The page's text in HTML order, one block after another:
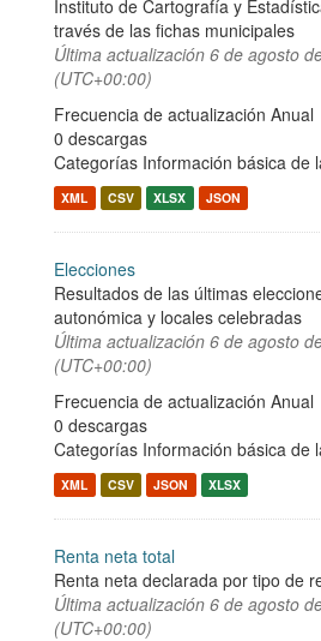
Instituto de Cartografía y
través de las fichas municipales
Última actualización 6 de agosto
(UTC+00:00)
Frecuencia de actualización Anual
0 descargas
Categorías Información básica de
XML CSV XLSX JSON
Elecciones
Resultados de las últimas
autonómica y locales celebradas
Última actualización 6 de agosto
(UTC+00:00)
Frecuencia de actualización Anual
0 descargas
Categorías Información básica de
XML CSV JSON XLSX
Renta neta total
Renta neta declarada por tipo de
Última actualización 6 de agosto
(UTC+00:00)